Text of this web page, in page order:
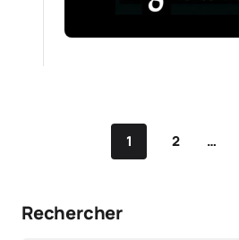
1 2 …
Rechercher